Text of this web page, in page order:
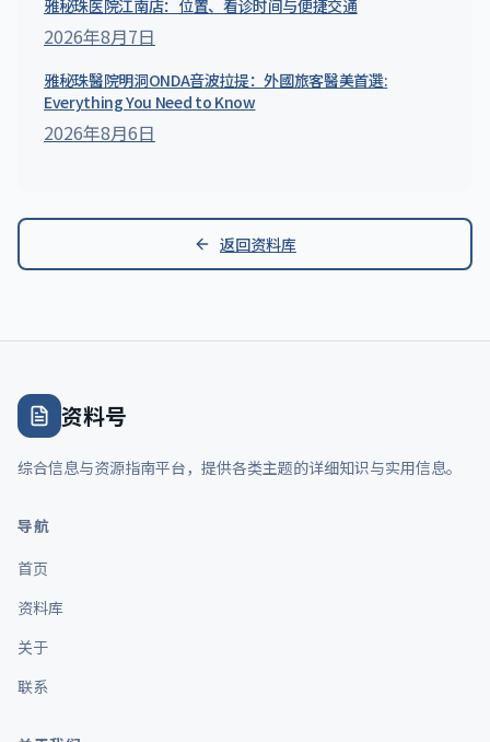
雅秘珠医院江南店：位置、看诊时间与便捷交通
2026年8月7日
雅秘珠醫院明洞ONDA音波拉提：外國旅客醫美首選:
Everything You Need to Know
2026年8月6日
返回资料库
资料号
综合信息与资源指南平台，提供各类主题的详细知识与实用信息。
导航
首页
资料库
关于
联系